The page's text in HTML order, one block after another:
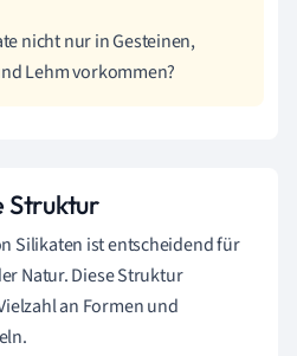
nicht nur in Gesteinen,
Lehm vorkommen?
Struktur
Silikaten ist entscheidend für
Natur. Diese Struktur
an Formen und